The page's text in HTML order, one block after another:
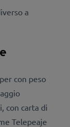
a
con peso
con carta di
Telepeaje